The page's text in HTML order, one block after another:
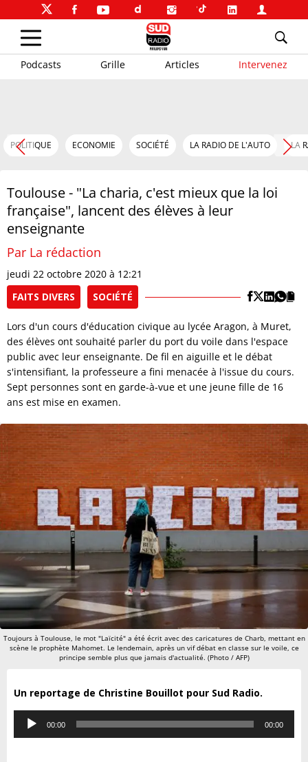
Podcasts Grille Articles Intervenez
POLITIQUE ECONOMIE SOCIÉTÉ LA RADIO DE L'AUTO LA
Toulouse - "La charia, c'est mieux que la loi
française", lancent des élèves à leur
enseignante
Par La rédaction
jeudi 22 octobre 2020 à 12:21
FAITS DIVERS
SOCIÉTÉ
Lors d'un cours d'éducation civique au lycée Aragon, à Muret,
des élèves ont souhaité parler du port du voile dans l'espace
public avec leur enseignante. De fil en aiguille et le débat
s'intensifiant, la professeure a fini menacée à l'issue du cours.
Sept personnes sont en garde-à-vue et une jeune fille de 16
ans est mise en examen.
Toujours à Toulouse, le mot "Laïcité" a été écrit avec des caricatures de Charb, mettant en
scène le prophète Mahomet. Le lendemain, après un vif débat en classe sur le voile, ce
principe semble plus que jamais d'actualité. (Photo / AFP)
Un reportage de Christine Bouillot pour Sud Radio.
Lecteur
audio
00:00 00:00